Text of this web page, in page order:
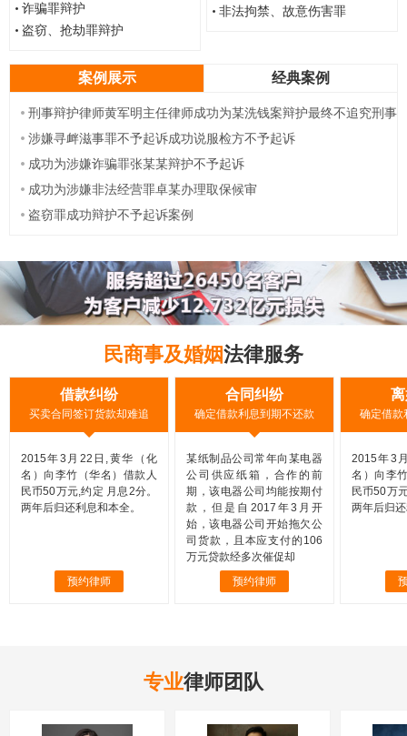
诈骗罪辩护
盗窃、抢劫罪辩护
非法拘禁、故意伤害罪
案例展示 经典案例
刑事辩护律师黄军明主任律师成功为某洗钱案辩护最终不追究刑事
责任
涉嫌寻衅滋事罪不予起诉成功说服检方不予起诉
成功为涉嫌诈骗罪张某某辩护不予起诉
成功为涉嫌非法经营罪卓某办理取保候审
盗窃罪成功辩护不予起诉案例
民商事及婚姻法律服务
货款却难追
日,黄华（化
华名）借款人
定 月息2分。
和本全。
确定借款利息到期不还款
某纸制品公司常年向某电器
公司供应纸箱，合作的前
期，该电器公司均能按期付
款，但是自2017年3月开
始，该电器公司开始拖欠公
司货款，且本应支付的106
万元贷款经多次催促却
确定借款利息到期不还款
2015年3月22日,黄华（化
名）向李竹（华名）借款人
民币50万元,约定 月息2分。
两年后归还利息和本全。
专业律师团队